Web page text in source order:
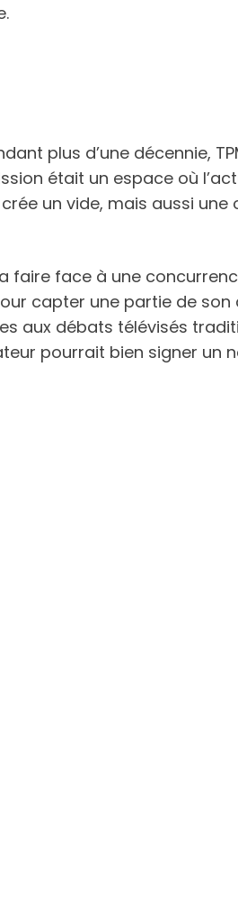
plus d’une décennie,
était un espace où
un vide, mais aussi une
face à une
capter une partie de son
aux débats télévisés
pourrait bien signer un